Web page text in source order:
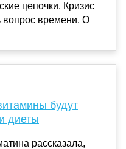
цепочки. Кризис
вопрос времени. О
будут
диеты
рассказала,